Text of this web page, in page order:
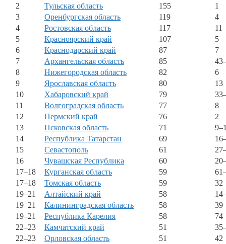
2
Тульская область 155
1
3
Оренбургская область 119
4
4
Ростовская область 117
11
5
Красноярский край 107
5
6
Краснодарский край 87
7
7
Архангельская область 85
8
Нижегородская область 82
6
9
Ярославская область 80
13
10
Хабаровский край 79
11
Волгоградская область 77
8
12
Пермский край 76
2
13
Псковская область 71
14
Республика Татарстан 69
15
Севастополь 61
16
Чувашская Республика 60
17–18
Курганская область 59
17–18
Томская область 59
32
19–21
Алтайский край 58
19–21
Калининградская область 58
39
19–21
Республика Карелия 58
74
22–23
Камчатский край 51
22–23
Орловская область 51
42